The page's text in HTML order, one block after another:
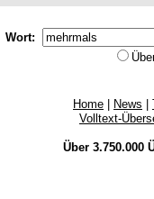
Wort:
Home News
Volltext-
Über 3.750.000